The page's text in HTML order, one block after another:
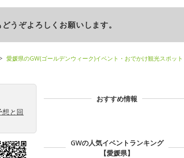
うぞよろしくお願いします。
愛媛県のGW(ゴールデンウィーク)イベント・おでかけ観光スポット
想と回
おすすめ情報
GWの人気イベントランキング
【愛媛県】